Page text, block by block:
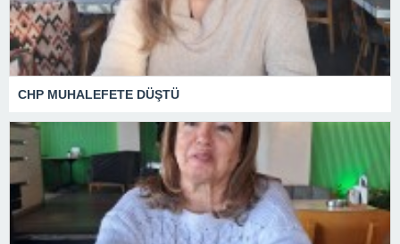
CHP MUHALEFETE DÜŞTÜ